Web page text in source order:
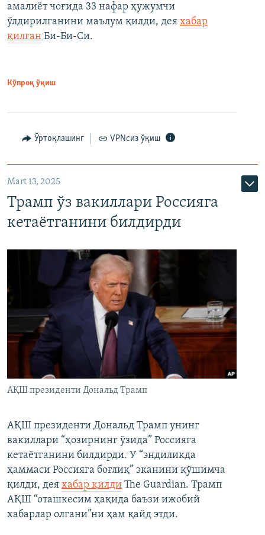
амалиёт чоғида 33 нафар ҳужумчи
ўлдирилганини маълум қилди, дея хабар
қилган Би-Би-Си.
Кўпроқ ўқиш
Ўртоқлашинг VPNсиз ўқиш
Mart 13, 2025
Трамп ўз вакиллари Россияга
кетаётганини билдирди
АҚШ президенти Дональд Трамп
АҚШ президенти Дональд Трамп унинг
вакиллари “ҳозирнинг ўзида” Россияга
кетаётганини билдирди. У “эндиликда
ҳаммаси Россияга боғлиқ” эканини қўшимча
қилди, дея хабар қилди The Guardian. Трамп
АҚШ “оташкесим ҳақида баъзи ижобий
хабарлар олгани”ни ҳам қайд этди.